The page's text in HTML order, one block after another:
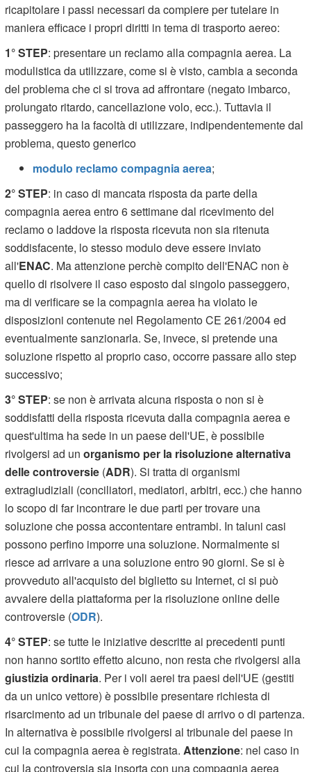
ricapitolare i passi necessari da compiere per tutelare in
maniera efficace i propri diritti in tema di trasporto aereo:
1° STEP: presentare un reclamo alla compagnia aerea. La
modulistica da utilizzare, come si è visto, cambia a seconda
del problema che ci si trova ad affrontare (negato imbarco,
prolungato ritardo, cancellazione volo, ecc.). Tuttavia il
passeggero ha la facoltà di utilizzare, indipendentemente dal
problema, questo generico
modulo reclamo compagnia aerea;
2° STEP: in caso di mancata risposta da parte della
compagnia aerea entro 6 settimane dal ricevimento del
reclamo o laddove la risposta ricevuta non sia ritenuta
soddisfacente, lo stesso modulo deve essere inviato
all'ENAC. Ma attenzione perchè compito dell'ENAC non è
quello di risolvere il caso esposto dal singolo passeggero,
ma di verificare se la compagnia aerea ha violato le
disposizioni contenute nel Regolamento CE 261/2004 ed
eventualmente sanzionarla. Se, invece, si pretende una
soluzione rispetto al proprio caso, occorre passare allo step
successivo;
3° STEP: se non è arrivata alcuna risposta o non si è
soddisfatti della risposta ricevuta dalla compagnia aerea e
quest'ultima ha sede in un paese dell'UE, è possibile
rivolgersi ad unorganismo per la risoluzione alternativa
delle controversie (ADR). Si tratta di organismi
extragiudiziali (conciliatori, mediatori, arbitri, ecc.) che hanno
lo scopo di far incontrare le due parti per trovare una
soluzione che possa accontentare entrambi. In taluni casi
possono perfino imporre una soluzione. Normalmente si
riesce ad arrivare a una soluzione entro 90 giorni. Se si è
provveduto all'acquisto del biglietto su Internet, ci si può
avvalere della piattaforma per la risoluzione online delle
controversie (ODR).
4° STEP: se tutte le iniziative descritte ai precedenti punti
non hanno sortito effetto alcuno, non resta che rivolgersi alla
giustizia ordinaria. Per i voli aerei tra paesi dell'UE (gestiti
da un unico vettore) è possibile presentare richiesta di
risarcimento ad un tribunale del paese di arrivo o di partenza.
In alternativa è possibile rivolgersi al tribunale del paese in
cui la compagnia aerea è registrata. Attenzione: nel caso in
cui la controversia sia insorta con una compagnia aerea